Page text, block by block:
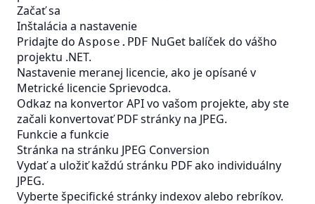
Začať sa
Inštalácia a nastavenie
Pridajte do Aspose.PDF NuGet balíček do vášho
projektu .NET.
Nastavenie meranej licencie, ako je opísané v
Metrické licencieSprievodca.
Odkaz na konvertor API vo vašom projekte, aby ste
začali konvertovať PDF stránky na JPEG.
Funkcie a funkcie
Stránka na stránku JPEG Conversion
Vydať a uložiť každú stránku PDF ako individuálny
JPEG.
Vyberte špecifické stránky indexov alebo rebríkov.